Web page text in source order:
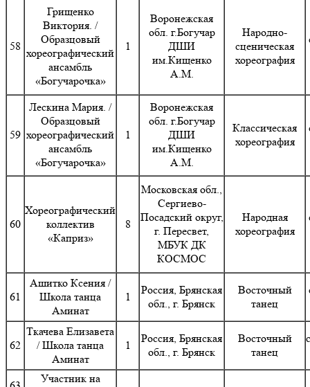
58
Грищенко
Виктория. /
Образцовый
хореографический
ансамбль
«Богучарочка»
1
Воронежская
обл. г.Богучар
ДШИ
им.Кищенко
А.М.
Народно-
сценическая
хореография
59
Лескина Мария. /
Образцовый
хореографический
ансамбль
«Богучарочка»
1
Воронежская
обл. г.Богучар
ДШИ
им.Кищенко
А.М.
Классическая
хореография
60
Хореографический
коллектив
«Каприз»
8
Московская обл.,
Сергиево-
Посадский округ,
г. Пересвет,
МБУК ДК
КОСМОС
Народная
хореография
61
Ашитко Ксения /
Школа танца
Аминат
1
Россия, Брянская
обл., г. Брянск
Восточный
танец
62
Ткачева Елизавета
/ Школа танца
Аминат
1
Россия, Брянская
обл., г. Брянск
Восточный
танец
Участник на